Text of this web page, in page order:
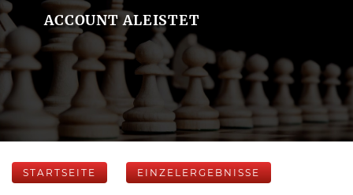
ACCOUNT ALEISTET
STARTSEITE EINZELERGEBNISSE